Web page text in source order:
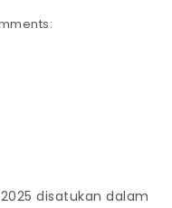
disatukan dalam